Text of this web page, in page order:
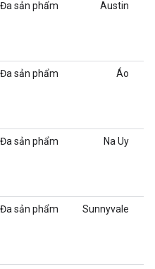
Đa sản phẩm Austin
Đa sản phẩm Áo
Đa sản phẩm Na Uy
Đa sản phẩm Sunnyvale